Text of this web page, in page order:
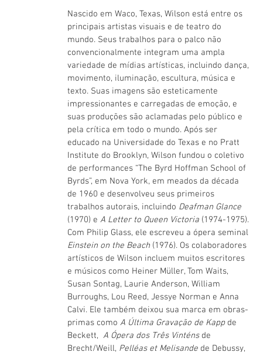
Nascido em Waco, Texas, Wilson está entre os
principais artistas visuais e de teatro do
mundo. Seus trabalhos para o palco não
convencionalmente integram uma ampla
variedade de mídias artísticas, incluindo dança,
movimento, iluminação, escultura, música e
texto. Suas imagens são esteticamente
impressionantes e carregadas de emoção, e
suas produções são aclamadas pelo público e
pela crítica em todo o mundo. Após ser
educado na Universidade do Texas e no Pratt
Institute do Brooklyn, Wilson fundou o coletivo
de performances “The Byrd Hoffman School of
Byrds”, em Nova York, em meados da década
de 1960 e desenvolveu seus primeiros
trabalhos autorais, incluindo Deafman Glance
(1970) e A Letter to Queen Victoria (1974-1975).
Com Philip Glass, ele escreveu a ópera seminal
Einstein on the Beach (1976). Os colaboradores
artísticos de Wilson incluem muitos escritores
e músicos como Heiner Müller, Tom Waits,
Susan Sontag, Laurie Anderson, William
Burroughs, Lou Reed, Jessye Norman e Anna
Calvi. Ele também deixou sua marca em obras-
primas como A Última Gravação de Kappde
Beckett, A Ópera dos Três Vinténs de
Brecht/Weill, Pelléas et Melisande de Debussy,